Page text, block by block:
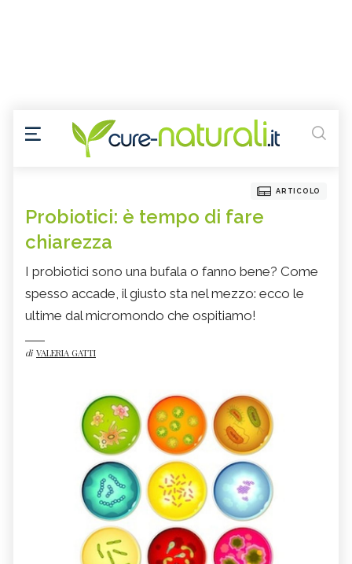
ARTICOLO
Probiotici: è tempo di fare
chiarezza
I probiotici sono una bufala o fanno bene? Come
spesso accade, il giusto sta nel mezzo: ecco le
ultime dal micromondo che ospitiamo!
di VALERIA GATTI